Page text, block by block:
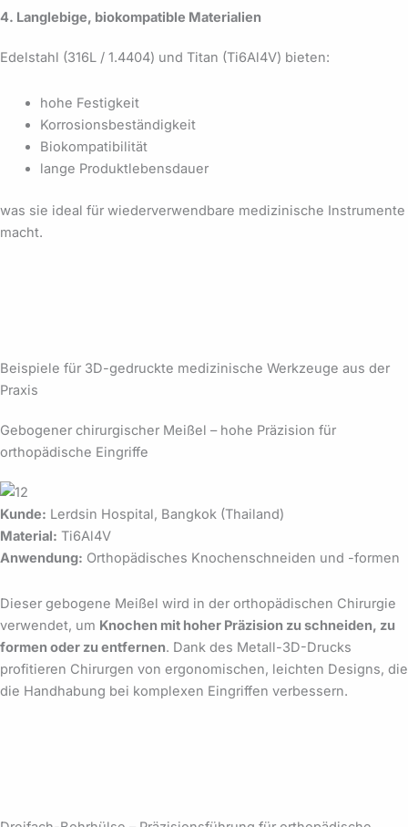
4. Langlebige, biokompatible Materialien
Edelstahl (316L / 1.4404) und Titan (Ti6Al4V) bieten:
hohe Festigkeit
Korrosionsbeständigkeit
Biokompatibilität
lange Produktlebensdauer
was sie ideal für wiederverwendbare medizinische Instrumente
macht.
Beispiele für 3D-gedruckte medizinische Werkzeuge aus der
Praxis
Gebogener chirurgischer Meißel – hohe Präzision für
orthopädische Eingriffe
Kunde: Lerdsin Hospital, Bangkok (Thailand)
Material: Ti6Al4V
Anwendung: Orthopädisches Knochenschneiden und -formen
Dieser gebogene Meißel wird in der orthopädischen Chirurgie
verwendet, um Knochen mit hoher Präzision zu schneiden, zu
formen oder zu entfernen. Dank des Metall-3D-Drucks
profitieren Chirurgen von ergonomischen, leichten Designs, die
die Handhabung bei komplexen Eingriffen verbessern.